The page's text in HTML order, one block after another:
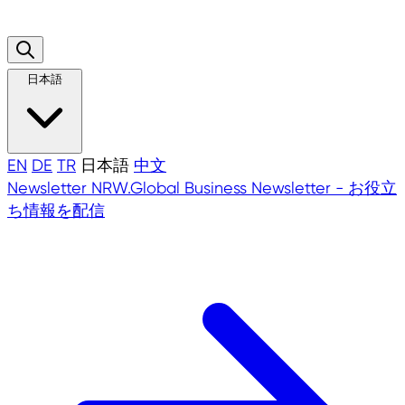
日本語
EN DE TR 日本語 中文
Newsletter NRW.Global Business Newsletter - お役立
ち情報を配信